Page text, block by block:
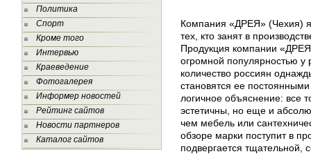
Политика
Спорт
Кроме того
Интервью
Краеведение
Фотогалерея
Информер новостей
Рейтинг сайтов
Новости партнеров
Каталог сайтов
Компания «ДРЕЯ» (Чехия)
тех, кто занят в
Продукция компании
огромной популярностью у
количество россиян
становятся ее
логичное объяснение: все
эстетичны, но еще и
чем мебель или
обзоре марки поступит в
подвергается тщательной,